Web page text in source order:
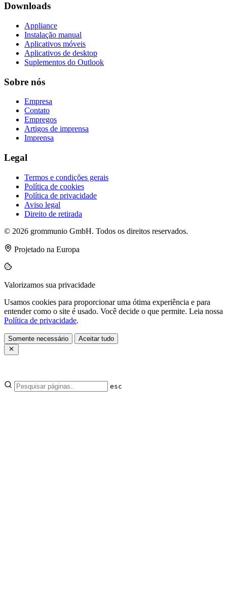
Downloads
Appliance
Instalação manual
Aplicativos móveis
Aplicativos de desktop
Suplementos do Outlook
Sobre nós
Empresa
Contato
Empregos
Artigos de imprensa
Imprensa
Legal
Termos e condições gerais
Política de cookies
Política de privacidade
Aviso legal
Direito de retirada
© 2026 grommunio GmbH. Todos os direitos reservados.
Projetado na Europa
Valorizamos sua privacidade
Usamos cookies para proporcionar uma ótima experiência e para
entender como o site é usado. Você decide o que permite. Leia nossa
Política de privacidade.
Somente necessário Aceitar tudo
esc